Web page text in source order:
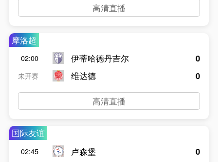
高清直播
摩洛超
02:00
未开赛
伊蒂哈德丹吉尔
维达德
0
0
高清直播
国际友谊
02:45
卢森堡
0